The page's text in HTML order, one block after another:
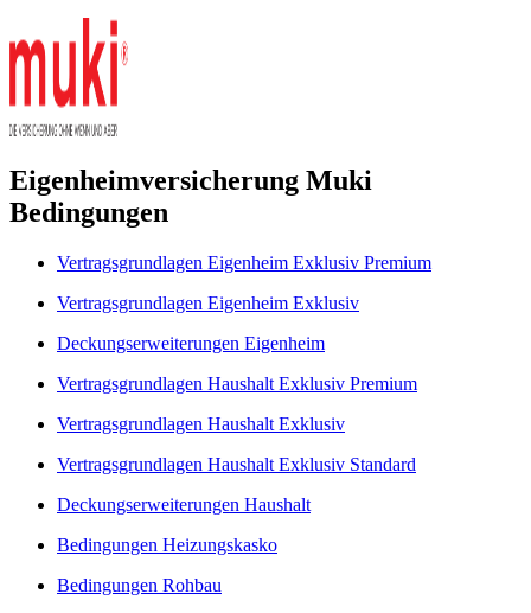
Eigenheimversicherung Muki
Bedingungen
Vertragsgrundlagen Eigenheim Exklusiv Premium
Vertragsgrundlagen Eigenheim Exklusiv
Deckungserweiterungen Eigenheim
Vertragsgrundlagen Haushalt Exklusiv Premium
Vertragsgrundlagen Haushalt Exklusiv
Vertragsgrundlagen Haushalt Exklusiv Standard
Deckungserweiterungen Haushalt
Bedingungen Heizungskasko
Bedingungen Rohbau